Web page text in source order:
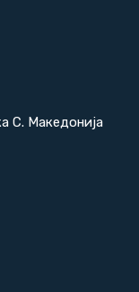
С. Македонија